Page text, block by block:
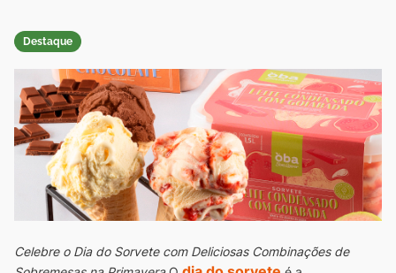
Destaque
Celebre o Dia do Sorvete com Deliciosas Combinações de